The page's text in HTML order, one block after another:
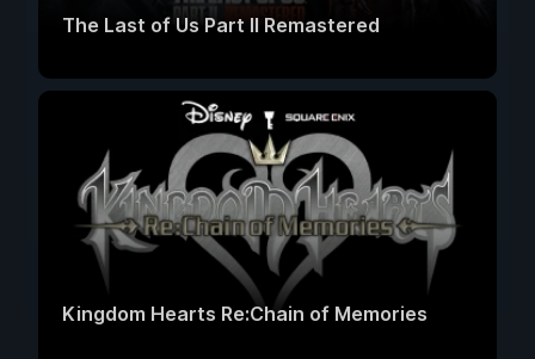
The Last of Us Part II Remastered
Kingdom Hearts Re:Chain of Memories